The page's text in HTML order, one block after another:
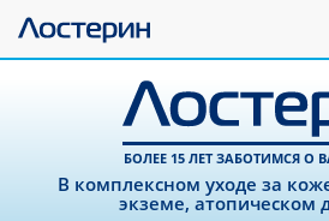
БОЛЕЕ 15 ЛЕТ ЗАБОТИМСЯ О
В комплексном уходе за
экземе, атопическом